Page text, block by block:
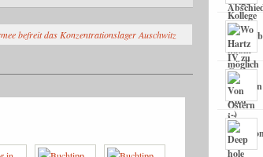
befreit das Konzentrationslager Auschwitz